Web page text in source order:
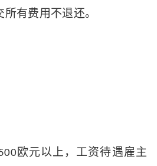
有费用不退还。
欧元以上，工资待遇雇主